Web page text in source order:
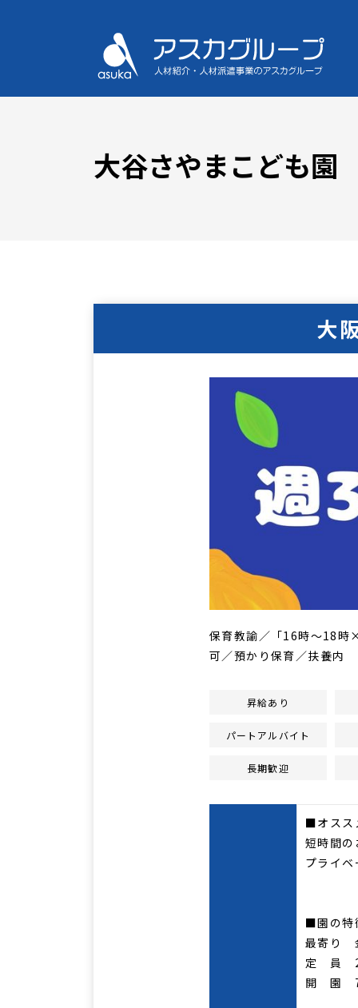
大谷さやまこども園
大
保育教諭／「16時～18時
可／預かり保育／扶養内
昇給あり
パートアルバイト
長期歓迎
■オスス
短時間の
プライ
■園の
最寄り
定 員
開 園 7